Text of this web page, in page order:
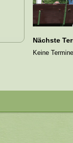
Nächste
Keine Termine